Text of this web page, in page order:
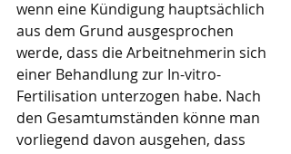
wenn eine Kündigung hauptsächlich
aus dem Grund ausgesprochen
werde, dass die Arbeitnehmerin sich
einer Behandlung zur In-vitro-
Fertilisation unterzogen habe. Nach
den Gesamtumständen könne man
vorliegend davon ausgehen, dass